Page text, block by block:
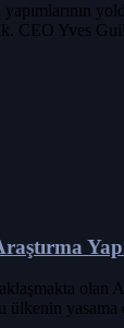
CEO Yves
yasama